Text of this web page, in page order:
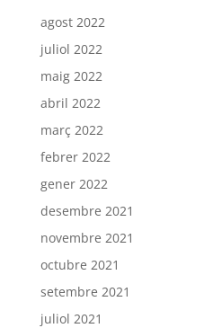
agost 2022
juliol 2022
maig 2022
abril 2022
març 2022
febrer 2022
gener 2022
desembre 2021
novembre 2021
octubre 2021
setembre 2021
juliol 2021